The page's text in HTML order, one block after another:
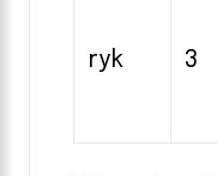
ryk 3